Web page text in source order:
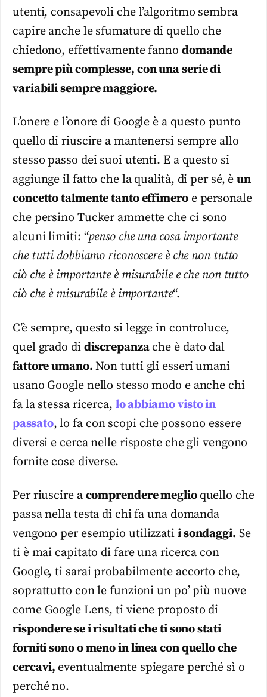
utenti, consapevoli che l’algoritmo sembra
capire anche le sfumature di quello che
chiedono, effettivamente fanno domande
sempre più complesse, con una serie di
variabili sempre maggiore.
L’onere e l’onore di Google è a questo punto
quello di riuscire a mantenersi sempre allo
stesso passo dei suoi utenti. E a questo si
aggiunge il fatto che la qualità, di per sé, èun
concetto talmente tanto effimeroe personale
che persino Tucker ammette che ci sono
alcuni limiti: “penso che una cosa importante
che tutti dobbiamo riconoscere è che non tutto
ciò che è importante è misurabile e che non tutto
ciò che è misurabile è importante“.
C’è sempre, questo si legge in controluce,
quel grado di discrepanzache è dato dal
fattore umano. Non tutti gli esseri umani
usano Google nello stesso modo e anche chi
fa la stessa ricerca, lo abbiamo visto in
passato, lo fa con scopi che possono essere
diversi e cerca nelle risposte che gli vengono
fornite cose diverse.
Per riuscire a comprendere meglio quello che
passa nella testa di chi fa una domanda
vengono per esempio utilizzati i sondaggi. Se
ti è mai capitato di fare una ricerca con
Google, ti sarai probabilmente accorto che,
soprattutto con le funzioni un po’ più nuove
come Google Lens, ti viene proposto di
rispondere se i risultati che ti sono stati
forniti sono o meno in linea con quello che
cercavi, eventualmente spiegare perché sì o
perché no.